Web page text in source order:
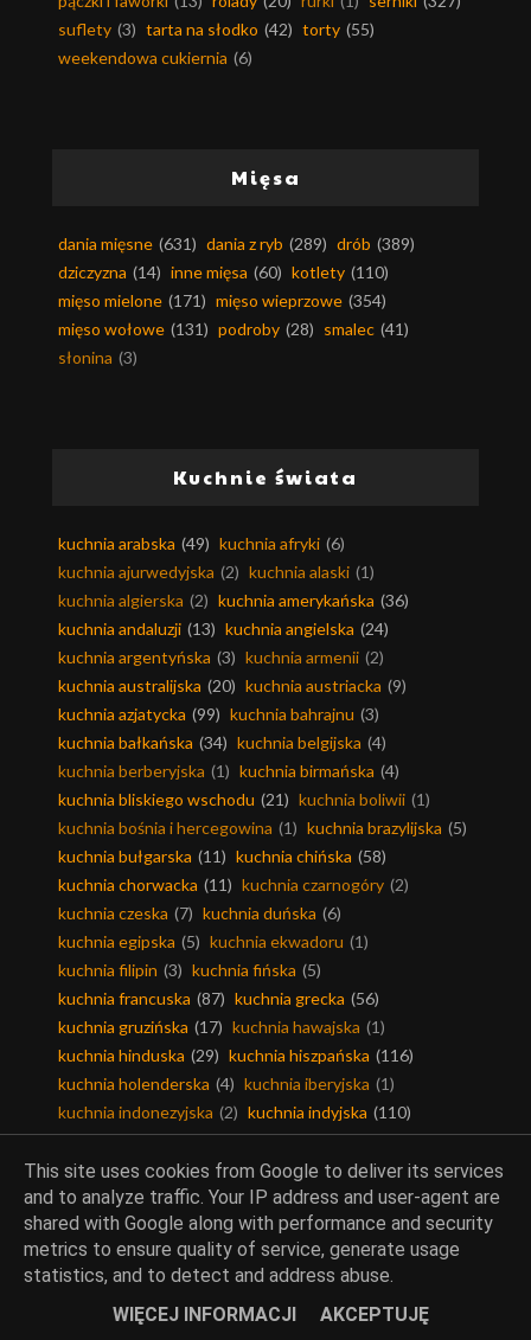
suflety (3) tarta na słodko (42) torty (55)
weekendowa cukiernia (6)
Mięsa
dania mięsne (631) dania z ryb (289) drób (389)
dziczyzna (14) inne mięsa (60) kotlety (110)
mięso mielone (171) mięso wieprzowe (354)
mięso wołowe (131) podroby (28) smalec (41)
słonina (3)
Kuchnie świata
kuchnia arabska (49) kuchnia afryki (6)
kuchnia ajurwedyjska (2) kuchnia alaski (1)
kuchnia algierska (2) kuchnia amerykańska (36)
kuchnia andaluzji (13) kuchnia angielska (24)
kuchnia argentyńska (3) kuchnia armenii (2)
kuchnia australijska (20) kuchnia austriacka (9)
kuchnia azjatycka (99) kuchnia bahrajnu (3)
kuchnia bałkańska (34) kuchnia belgijska (4)
kuchnia berberyjska (1) kuchnia birmańska (4)
kuchnia bliskiego wschodu (21) kuchnia boliwii (1)
kuchnia bośnia i hercegowina (1) kuchnia brazylijska (5)
kuchnia bułgarska (11) kuchnia chińska (58)
kuchnia chorwacka (11) kuchnia czarnogóry (2)
kuchnia czeska (7) kuchnia duńska (6)
kuchnia egipska (5) kuchnia ekwadoru (1)
kuchnia filipin (3) kuchnia fińska (5)
kuchnia francuska (87) kuchnia grecka (56)
kuchnia gruzińska (17) kuchnia hawajska (1)
kuchnia hinduska (29) kuchnia hiszpańska (116)
kuchnia holenderska (4) kuchnia iberyjska (1)
kuchnia indonezyjska (2) kuchnia indyjska (110)
kuchnia iranu (6) kuchnia irlandzka (9)
kuchnia islandzka (2) kuchnia izraela (29)
kuchnia jamajki (2) kuchnia japońska (32)
kuchnia jemenu (1) kuchnia jerozolimy (11)
kuchnia kamerunu (2) kuchnia kanadyjska (6)
kuchnia karaibska (1) kuchnia kolumbii (1)
kuchnia koreańska (35) kuchnia kreolska (1)
This site uses cookies from Google to deliver its services
and to analyze traffic. Your IP address and user-agent are
shared with Google along with performance and security
metrics to ensure quality of service, generate usage
statistics, and to detect and address abuse.
WIĘCEJ INFORMACJI
AKCEPTUJĘ